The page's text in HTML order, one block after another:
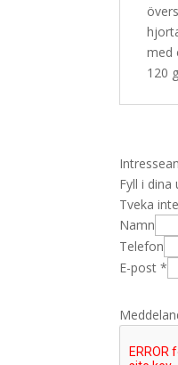
med
120
Fyll i
Tveka
Namn
Telefon
E-post*